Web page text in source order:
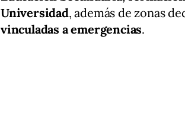
Universidad, además de zonas
vinculadas a emergencias.